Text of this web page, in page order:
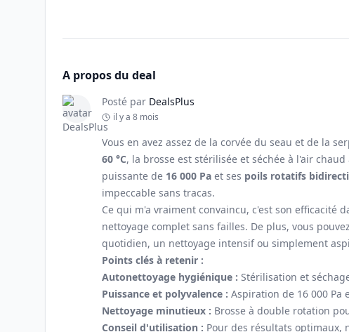
A propos du deal
Posté par DealsPlus
il y a 8 mois
Vous en avez assez de la corvée du seau et de la
60 °C, la brosse est stérilisée et séchée à l'air
puissante de 16 000 Pa et ses poils rotatifs
impeccable sans tracas.
Ce qui m'a vraiment convaincu, c'est son efficacité
nettoyage complet sans failles. De plus, vous
quotidien, un nettoyage intensif ou simplement
Points clés à retenir :
Autonettoyage hygiénique : Stérilisation et
Puissance et polyvalence : Aspiration de 16 000 Pa
Nettoyage minutieux : Brosse à double rotation
Conseil d'utilisation : Pour des résultats optimaux,